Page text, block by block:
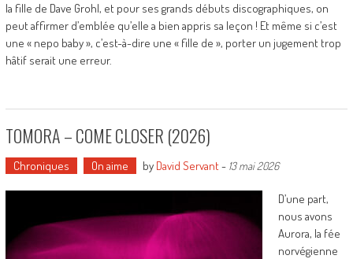
la fille de Dave Grohl, et pour ses grands débuts discographiques, on
peut affirmer d’emblée qu’elle a bien appris sa leçon ! Et même si c’est
une « nepo baby », c’est-à-dire une « fille de », porter un jugement trop
hâtif serait une erreur.
TOMORA – COME CLOSER (2026)
Chroniques On aime by David Servant- 13 mai 2026
D’une part,
nous avons
Aurora, la fée
norvégienne